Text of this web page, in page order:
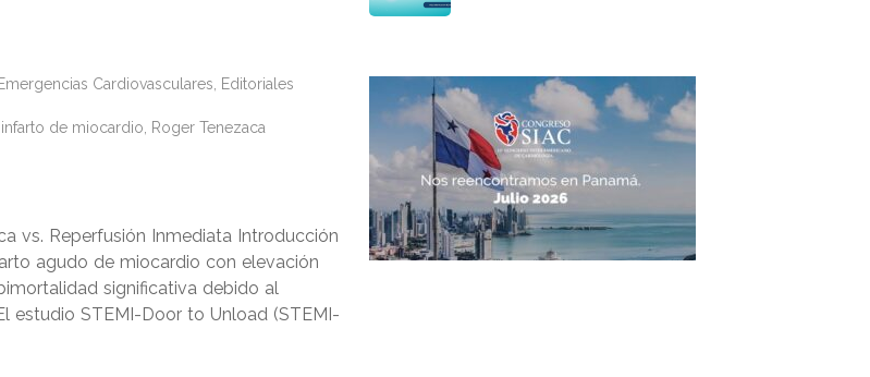
Cardiovasculares Editoriales
infarto de miocardio Roger Tenezaca
vs. Reperfusión Inmediata Introducción
agudo de miocardio con elevación
significativa debido al
estudio STEMI-Door to Unload (STEMI-